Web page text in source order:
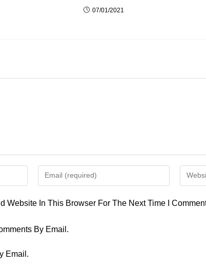
07/01/2021
Enter
Your
Comment
Enter
Your
Website In This Browser For The Next Time I
By Email.
Email.